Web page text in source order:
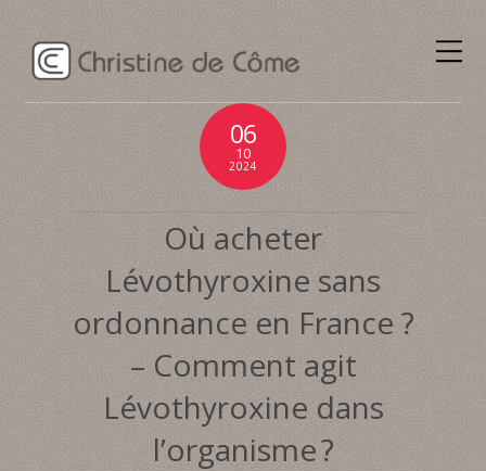
06
10
2024
Où acheter
Lévothyroxine sans
ordonnance en France ?
– Comment agit
Lévothyroxine dans
l’organisme ?